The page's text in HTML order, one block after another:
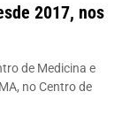
2017, nos
de Medicina e
no Centro de